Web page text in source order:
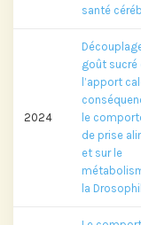
santé
2024
goût sucré
l’apport
le
de prise
et sur le
la